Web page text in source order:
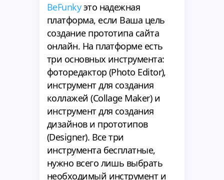
BeFunkyэто надежная
платформа, если Ваша цель
создание прототипа сайта
онлайн. На платформе есть
три основных инструмента:
фоторедактор (Photo Editor),
инструмент для создания
коллажей (Collage Maker) и
инструмент для создания
дизайнов и прототипов
(Designer). Все три
инструмента бесплатные,
нужно всего лишь выбрать
необходимый инструмент и